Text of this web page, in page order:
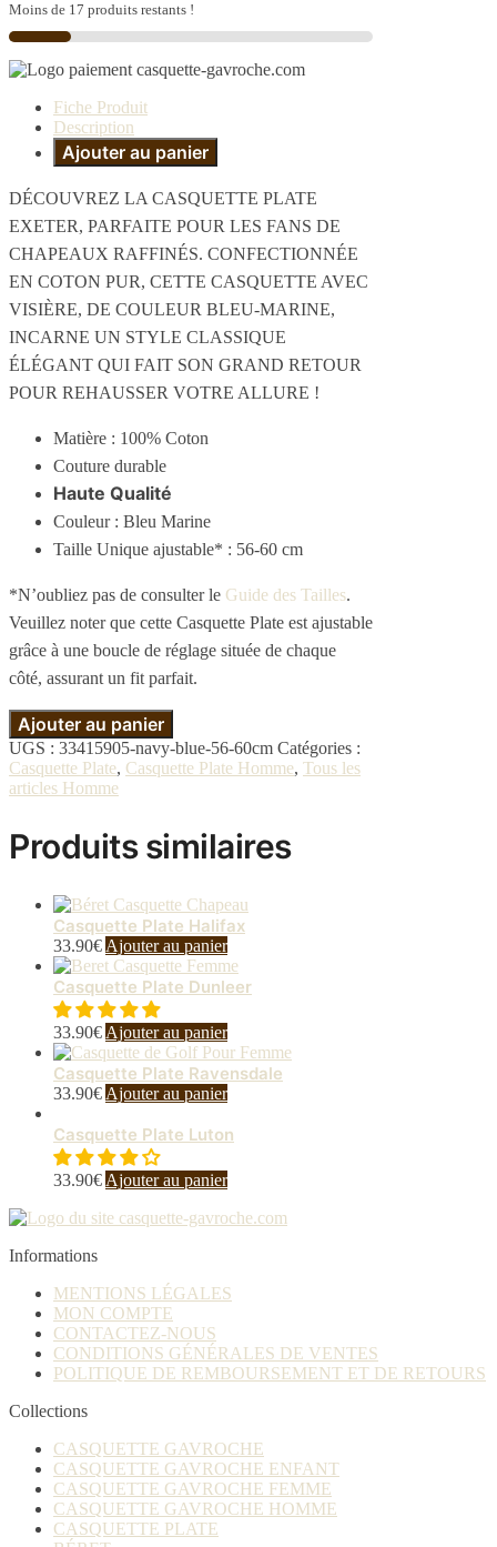
Moins de 17 produits restants !
Fiche Produit
Description
Ajouter au panier
DÉCOUVREZ LA CASQUETTE PLATE
EXETER, PARFAITE POUR LES FANS DE
CHAPEAUX RAFFINÉS. CONFECTIONNÉE
EN COTON PUR, CETTE CASQUETTE AVEC
VISIÈRE, DE COULEUR BLEU-MARINE,
INCARNE UN STYLE CLASSIQUE
ÉLÉGANT QUI FAIT SON GRAND RETOUR
POUR REHAUSSER VOTRE ALLURE !
Matière : 100% Coton
Couture durable
Haute Qualité
Couleur : Bleu Marine
Taille Unique ajustable* : 56-60 cm
*N’oubliez pas de consulter le Guide des Tailles.
Veuillez noter que cette Casquette Plate est ajustable
grâce à une boucle de réglage située de chaque
côté, assurant un fit parfait.
Ajouter au panier
UGS : 33415905-navy-blue-56-60cm Catégories :
Casquette Plate, Casquette Plate Homme, Tous les
articles Homme
Produits similaires
Casquette Plate Halifax
33.90€ Ajouter au panier
Casquette Plate Dunleer
33.90€ Ajouter au panier
Casquette Plate Ravensdale
33.90€ Ajouter au panier
Casquette Plate Luton
33.90€ Ajouter au panier
Informations
MENTIONS LÉGALES
MON COMPTE
CONTACTEZ-NOUS
CONDITIONS GÉNÉRALES DE VENTES
POLITIQUE DE REMBOURSEMENT ET DE RETOURS
Collections
CASQUETTE GAVROCHE
CASQUETTE GAVROCHE ENFANT
CASQUETTE GAVROCHE FEMME
CASQUETTE GAVROCHE HOMME
CASQUETTE PLATE